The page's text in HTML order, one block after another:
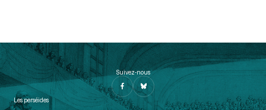
Suivez-nous
Les perséides